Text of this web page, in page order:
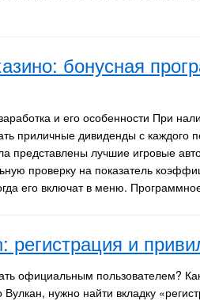
бонусная
и его особенности При
приличные дивиденды с каждого
представлены лучшие игровые
проверку на показатель
его включат в меню.
регистрация и
официальным пользователем?
Вулкан, нужно найти вкладку